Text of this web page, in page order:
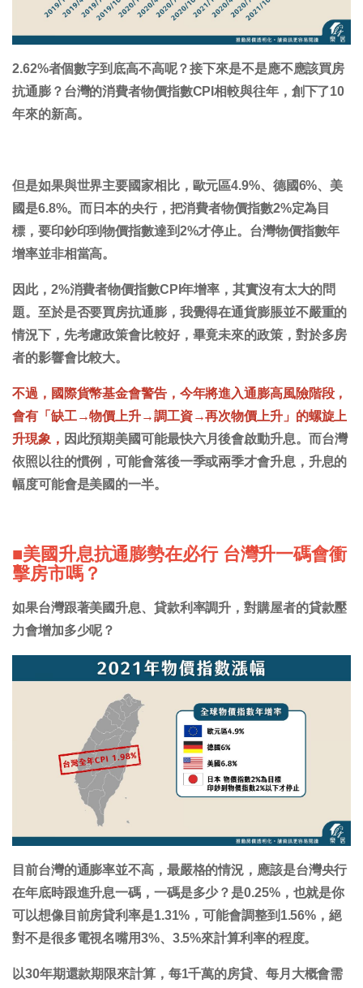
2.62%者個數字到底高不高呢？接下來是不是應不應該買房
抗通膨？台灣的消費者物價指數CPI相較與往年，創下了10
年來的新高。
但是如果與世界主要國家相比，歐元區4.9%、德國6%、美
國是6.8%。而日本的央行，把消費者物價指數2%定為目
標，要印鈔印到物價指數達到2%才停止。台灣物價指數年
增率並非相當高。
因此，2%消費者物價指數CPI年增率，其實沒有太大的問
題。至於是否要買房抗通膨，我覺得在通貨膨脹並不嚴重的
情況下，先考慮政策會比較好，畢竟未來的政策，對於多房
者的影響會比較大。
不過，國際貨幣基金會警告，今年將進入通膨高風險階段，
會有「缺工→物價上升→調工資→再次物價上升」的螺旋上
升現象， 因此預期美國可能最快六月後會啟動升息。而台灣
依照以往的慣例，可能會落後一季或兩季才會升息，升息的
幅度可能會是美國的一半。
■美國升息抗通膨勢在必行 台灣升一碼會衝
擊房市嗎？
如果台灣跟著美國升息、貸款利率調升，對購屋者的貸款壓
力會增加多少呢？
目前台灣的通膨率並不高，最嚴格的情況，應該是台灣央行
在年底時跟進升息一碼，一碼是多少？是0.25%，也就是你
可以想像目前房貸利率是1.31%，可能會調整到1.56%，絕
對不是很多電視名嘴用3%、3.5%來計算利率的程度。
以30年期還款期限來計算，每1千萬的房貸、每月大概會需